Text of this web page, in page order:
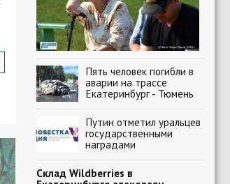
Пять человек погибли в
аварии на трассе
Екатеринбург - Тюмень
Путин отметил уральцев
государственными
наградами
Склад Wildberries в